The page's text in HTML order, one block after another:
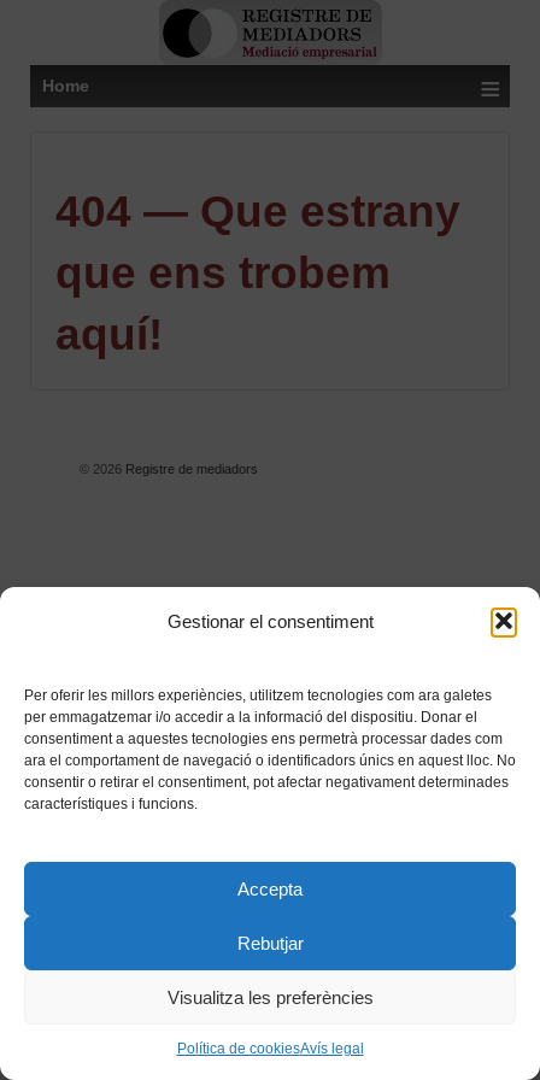
Gestionar el consentiment
Per oferir les millors experiències, utilitzem tecnologies com ara galetes
per emmagatzemar i/o accedir a la informació del dispositiu. Donar el
consentiment a aquestes tecnologies ens permetrà processar dades com
ara el comportament de navegació o identificadors únics en aquest lloc. No
consentir o retirar el consentiment, pot afectar negativament determinades
característiques i funcions.
Accepta
Rebutjar
Visualitza les preferències
Política de cookiesAvís legal
Home ≡
404 — Que estrany
que ens trobem
aquí!
© 2026Registre de mediadors